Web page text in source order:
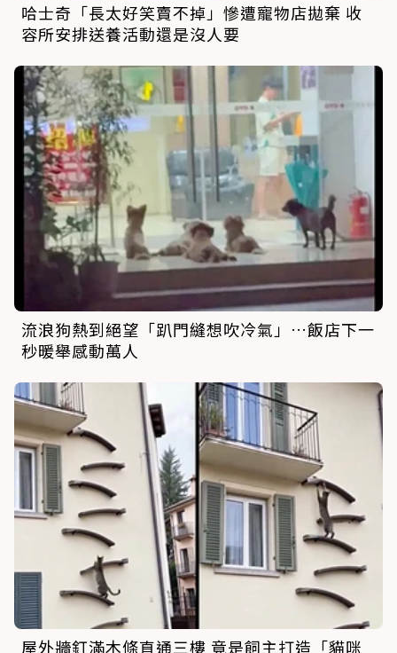
哈士奇「長太好笑賣不掉」慘遭寵物店拋棄 收
容所安排送養活動還是沒人要
流浪狗熱到絕望「趴門縫想吹冷氣」…飯店下一
秒暖舉感動萬人
屋外牆釘滿木條直通三樓 竟是飼主打造「貓咪